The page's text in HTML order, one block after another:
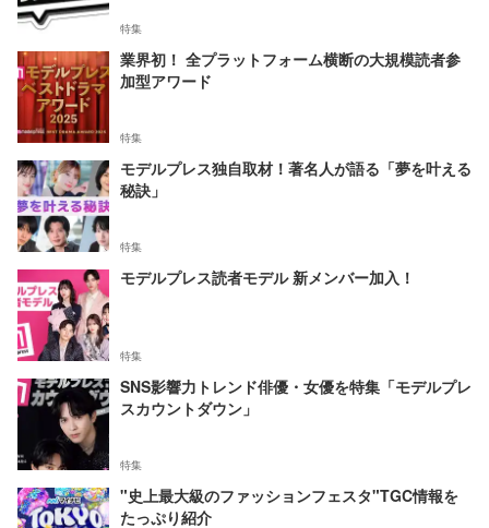
特集
業界初！ 全プラットフォーム横断の大規模読者参
加型アワード
特集
モデルプレス独自取材！著名人が語る「夢を叶える
秘訣」
特集
モデルプレス読者モデル 新メンバー加入！
特集
SNS影響力トレンド俳優・女優を特集「モデルプレ
スカウントダウン」
特集
"史上最大級のファッションフェスタ"TGC情報を
たっぷり紹介